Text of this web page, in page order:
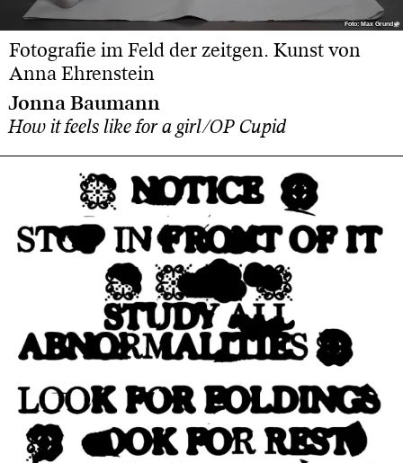
Foto: Max Grund
Foto: Max Grund
Fotografie im Feld der zeitgen. Kunst von
Anna Ehrenstein
Jonna Baumann
How it feels like for a girl/OP Cupid